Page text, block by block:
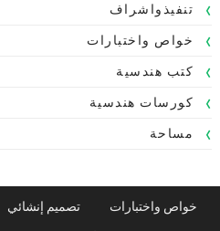
تنفيذواشراف
خواص واختبارات
كتب هندسية
كورسات هندسية
مساحة
خواص واختبارات تصميم إنشائي